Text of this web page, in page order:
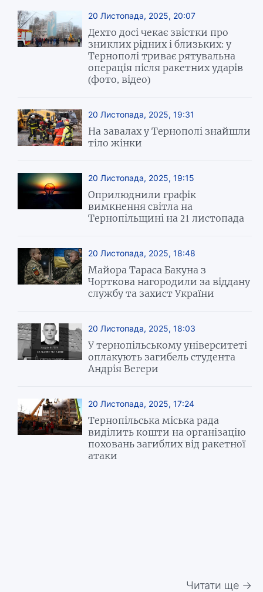
20 Листопада, 2025, 20:07
Дехто досі чекає звістки про
зниклих рідних і близьких: у
Тернополі триває рятувальна
операція після ракетних ударів
(фото, відео)
20 Листопада, 2025, 19:31
На завалах у Тернополі знайшли
тіло жінки
20 Листопада, 2025, 19:15
Оприлюднили графік
вимкнення світла на
Тернопільщині на 21 листопада
20 Листопада, 2025, 18:48
Майора Тараса Бакуна з
Чорткова нагородили за віддану
службу та захист України
20 Листопада, 2025, 18:03
У тернопільському університеті
оплакують загибель студента
Андрія Вегери
20 Листопада, 2025, 17:24
Тернопільська міська рада
виділить кошти на організацію
поховань загиблих від ракетної
атаки
Читати ще →